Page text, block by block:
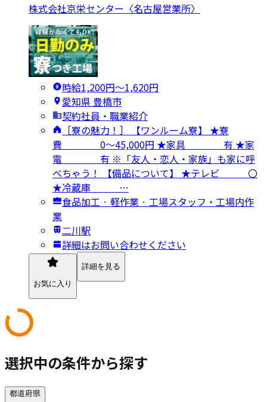
株式会社京栄センター〈名古屋営業所〉
時給1,200円〜1,620円
愛知県 豊橋市
契約社員・職業紹介
［寮の魅力！］ 【ワンルーム寮】 ★寮
費 0～45,000円 ★家具 有 ★家
電 有 ※「友人・恋人・家族」も家に呼
べちゃう！ 【備品について】 ★テレビ 〇
★冷蔵庫 …
食品加工 · 軽作業 · 工場スタッフ・工場内作
業
二川駅
詳細はお問い合わせください
お気に入り
詳細を見る
選択中の条件から探す
都道府県